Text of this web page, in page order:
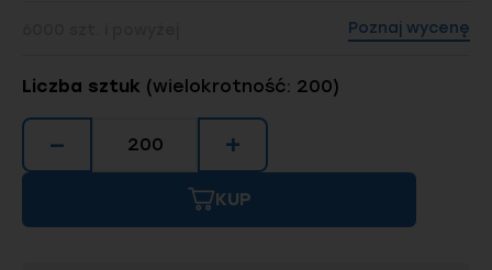
Poznaj wycenę
Liczba sztuk (wielokrotność: 200)
− +
KUP